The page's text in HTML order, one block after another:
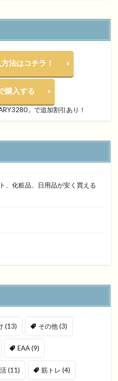
法はコチラ！
購入する
」で追加割引あり！
、化粧品、日用品が安く買える
(13) その他(3)
EAA(9)
(11) 筋トレ (4)